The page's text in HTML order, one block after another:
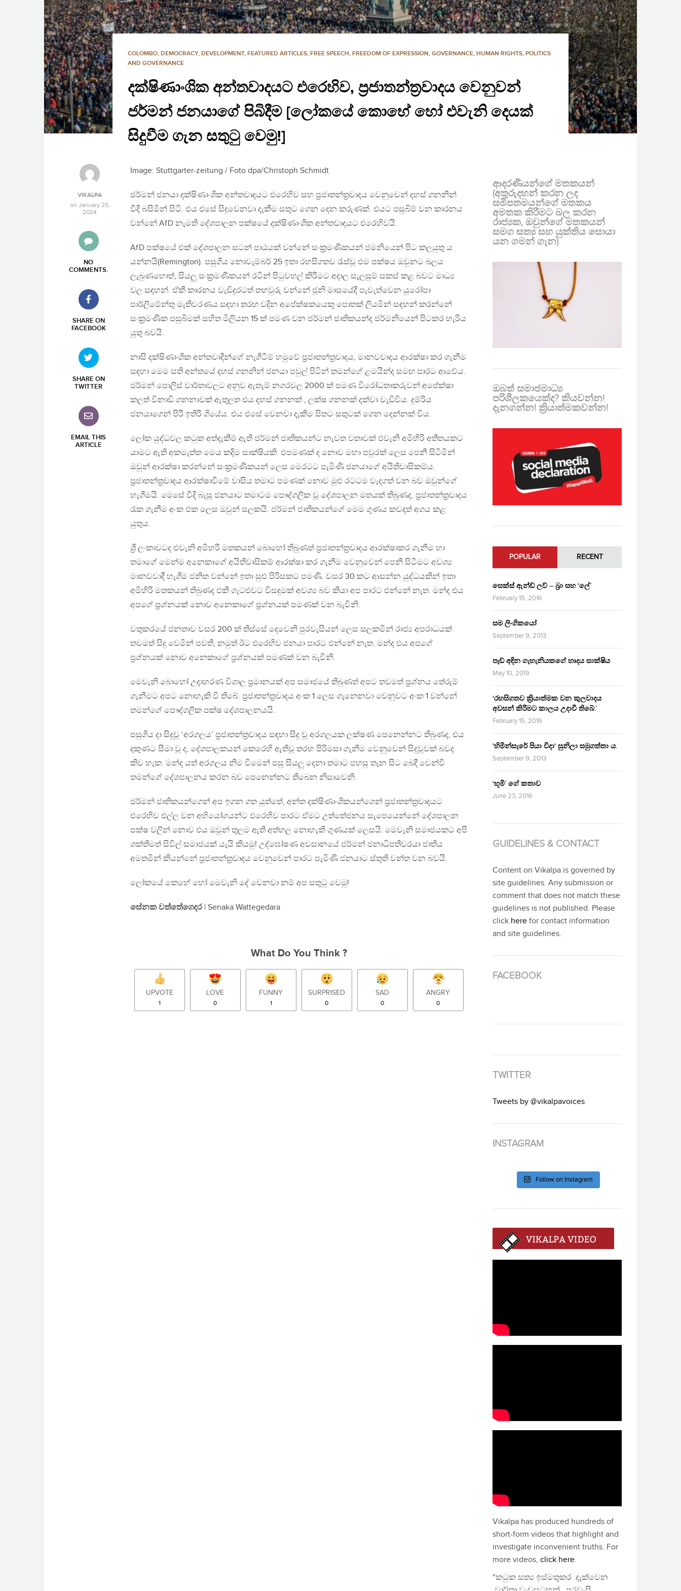
COLOMBO, DEMOCRACY, DEVELOPMENT, FEATURED ARTICLES, FREE SPEECH, FREEDOM OF EXPRESSION, GOVERNANCE, HUMAN RIGHTS, POLITICS
AND GOVERNANCE
දක්ෂිණාංශික අන්තවාදයට එරෙහිව, ප්‍රජාතන්ත්‍රවාදය වෙනුවන්
ජර්මන් ජනයාගේ පිබිදීම [ලෝකයේ කොහේ හෝ එවැනි දෙයක්
සිදුවීම ගැන සතුටු වෙමු!]
VIKALPA
on January 25,
2024
NO
COMMENTS.
SHARE ON
FACEBOOK
SHARE ON
TWITTER
EMAIL THIS
ARTICLE
Image: Stuttgarter-zeitung / Foto dpa/Christoph Schmidt
ජර්මන් ජනයා දක්ෂිණාංශික අන්තවාදයට එරෙහිව සහ ප්‍රජාතන්ත්‍රවාදය වෙනුවෙන් දහස් ගනනින්
වීදි බසිමින් සිටී. එය එසේ සිදුවෙනවා දැකීම සතුට ගෙන දෙන කරුණක්. එයට පසුබිම් වන කාරනය
වන්නේ AfD නැමති දේශපාලන පක්ෂයේ දක්ෂිණාංශික අන්තවාදයට එරෙහිවයි.
AfD පක්ෂයේ එක් දේශපාලන සටන් පාඨයක් වන්නේ සංක්‍රමණිකයන් ජමනියෙන් පිට කලයුතු ය
යන්නයි(Remington). පසුගිය නොවැම්බර් 25 ඉතා රහසිගතව රැස්වූ එම පක්ෂය ඔවුනට බලය
ලැබුණහොත්, සියලු සංක්‍රමණිකයන් රටින් පිටුවහල් කිරීමට අදාල සැලසුම් සකස් කළ බවට මාධ්‍ය
වල සඳහන්. ඒකී කාරනය වැඩිදුරටත් තහවුරු වන්නේ ජූනි මාසයේදී පැවැත්වෙන යුරෝපා
පාර්ලිමේන්තු මැතිවරණය සඳහා තරඟ වදින අපේක්ෂකයෙකු පොතක් ලියමින් සඳහන් කරන්නේ
සංක්‍රමණික පසුබිමක් සහිත මිලියන 15 ක් පමණ වන ජර්මන් ජාතිකයන්ද ජර්මනියෙන් පිටකර හැරිය
යුතු බවයි.
නාසි දක්ෂිණාංශික අන්තවාදීන්ගේ නැගීටීම් හමුවේ ප්‍රජාතන්ත්‍රවාදය, මානවවාදය ආරක්ෂා කර ගැනීම
සඳහා මෙම සති අන්තයේ දහස් ගනනින් ජනයා පවුල් පිටින් තමන්ගේ ළමයින්ද සමඟ පාරට ආවේය.
ජර්මන් පොලිස් වාර්තාවලට අනුව ඇතැම් නගරවල 2000 ක් පමණ විරෝධතාකරුවන් අපේක්ෂා
කලත් විනාඩි ගනනාවක් ඇතුලත එය දහස් ගනනක් , ලක්ෂ ගනනක් දක්වා වැඩිවිය. දුම්රිය
ජනයාගෙන් පිරී ඉතිරී ගියේය. එය එසේ වෙනවා දැකීම සිතට සතුටක් ගෙන දෙන්නක් විය.
ලෝක යුද්ධවල කටුක අත්දැකීම් ඇති ජර්මන් ජාතිකයන්ට නැවත වතාවක් එවැනි අමිහිරි අතීතයකට
යාමට ඇති අකමැත්ත මෙය කදිම සාක්ෂියකි. එපමණක් ද නොව මහා පවුරක් ලෙස පෙනී සිටිමින්
ඔවුන් ආරක්ෂා කරන්නේ සංක්‍රමණිකයන් ලෙස මෙරටට පැමිණි ජනයාගේ අයිතිවාසිකම්ය.
ප්‍රජාතන්ත්‍රවාදය ආරක්ෂාවීමේ වාසිය තමාට පමණක් නොව මුළු රටටම වැදගත් වන බව ඔවුන්ගේ
හැගීමයි. මෙසේ වීදි බැසූ ජනයාට තමාටම පෞද්ගලික වූ දේශපාලන මතයක් තිබුණද, ප්‍රජාතන්ත්‍රවාදය
රැක ගැනීම අංක එක ලෙස ඔවුන් සලකයි. ජර්මන් ජාතිකයන්ගේ මෙම ගුණය කවදත් අගය කළ
යුතුය.
ශ්‍රී ලංකාවටද එවැනි අමිහරි මතකයන් බොහෝ තිබුණත් ප්‍රජාතන්ත්‍රවාදය ආරක්ෂාකර ගැනීම හා
තමාගේ මෙන්ම අනෙකාගේ අයිතිවාසිකම් ආරක්ෂා කර ගැනීම වෙනුවෙන් පෙනී සිටීමට අවශ්‍ය
මානවවාදී හැගීම ජනිත වන්නේ ඉතා සුළු පිරිසකට පමණි. වසර 30 කට ආසන්න යුද්ධයකින් ඉතා
අමිහිරි මතකයන් තිබුණද එකී ගැටළුවට විසදුමක් අවශ්‍ය බව කියා අප පාරට එන්නේ නැත. මන්ද එය
අපගේ ප්‍රශ්නයක් නොව අනෙකාගේ ප්‍රශ්නයක් පමණක් වන බැවිනි.
වතුකරයේ ජනතාව වසර 200 ක් තිස්සේ දෙවෙනි පුරවැසියන් ලෙස සලකමින් රාජ්‍ය අපරාධයක්
තවමත් සිදු වෙමින් පවතී, නමුත් ඊට එරෙහිව ජනයා පාරට එන්නේ නැත. මන්ද එය අපගේ
ප්‍රශ්නයක් නොව අනෙකාගේ ප්‍රශ්නයක් පමණක් වන බැවිනි.
මෙවැනි බොහෝ උදාහරණ විශාල ප්‍රමානයක් අප සමාජයේ තිබුණත් අපට තවමත් ප්‍රශ්නය තේරුම්
ගැනීමට අපට නොහැකි වී තිබේ. ප්‍රජාතන්ත්‍රවාදය අංක 1 ලෙස ගැනෙනවා වෙනුවට අංක 1 වන්නේ
තමන්ගේ පෞද්ගලික පක්ෂ දේශපාලනයයි.
පසුගිය දා සිදුවූ ‘අරගලය’ ප්‍රජාතන්ත්‍රවාදය සඳහා සිදු වූ අරගලයක ලක්ෂණ පෙනෙන්නට තිබුණද, එය
දකුණට සීමා වූ ද, දේශපාලකයන් කෙරෙහි ඇතිවූ තරහ පිරිමසා ගැනීම වෙනුවෙන් සිදුවූවක් බවද
කිව හැක. මන්ද යත් අරගලය නිම වීමෙන් පසු සියලු දෙනා තමාට පහසු තැන සිට බෙදී වෙන්වී
තමන්ගේ දේශපාලනය කරන බව පෙනෙන්නට තිබෙන නිසාවෙනි.
ජර්මන් ජාතිකයන්ගෙන් අප ඉගන ගත යුත්තේ, අන්ත දක්ෂිණාංශිකයන්ගෙන් ප්‍රජාතන්ත්‍රවාදයට
එරෙහිව එල්ල වන අභියෝගයන්ට එරෙහිව පාරට ඒමට උත්තේජනය සැපෙයෙන්නේ දේශපාලන
පක්ෂ වලින් නොව එය ඔවුන් තුලම ඇති අත්හල නොහැකි ගුණයක් ලෙසයි. මෙවැනි සමාජයකට අපි
ශක්තිමත් සිවිල් සමාජයක් යැයි කියමු! උද්ඝෝෂණ අවසානයේ ජර්මන් ජනාධිපතිවරයා ජාතිය
අමතමින් කියන්නේ ප්‍රජාතන්ත්‍රවාදය වෙනුවෙන් පාරට පැමිණි ජනයාට ස්තුති වන්ත වන බවයි.
ලෝකයේ කෙහේ හෝ මෙවැනි දේ වෙනවා නම් අප සතුටු වෙමු!
සේනක වත්තේගෙදර | Senaka Wattegedara
What Do You Think ?
UPVOTE
1
LOVE
0
FUNNY
1
SURPRISED
0
SAD
0
ANGRY
0
ආදරණීයන්ගේ මතකයන්
(අතුරුදහන් කරන ලද
සමීපතමයන්ගේ මතකය
අමතක කිරීමට බල කරන
රාජ්‍යක, ඔවුන්ගේ මතකයන්
සමග සත්‍ය සහ යුක්තිය සොයා
යන ගමන් ගැන)
ඔබත් සමාජමාධ්‍ය
පරිශීලකයෙක්ද? කියවන්න!
දැනගන්න! ක්‍රියාත්මකවන්න!
POPULAR RECENT
සෙක්ස් ඇන්ඩ් ලව් – බ්‍රා සහ ‘ලේ’
February 15, 2016
සම ලිංගිකයෝ
September 9, 2013
පෑඩ් අඳින ගැහැනියකගේ හෘදය සාක්ෂිය
May 10, 2019
‘රහසිගතව ක්‍රියාත්මක වන කුලවාදය
අවසන් කිරීමට කාලය උදාවී තිබේ.’
February 15, 2016
‘හිමින්සැරේ පියා විදා‘ සුනිලා සමුගත්තා ය.
September 9, 2013
‘භූමි’ ගේ කතාව
June 23, 2016
GUIDELINES & CONTACT
Content on Vikalpa is governed by
site guidelines. Any submission or
comment that does not match these
guidelines is not published. Please
click here for contact information
and site guidelines.
FACEBOOK
TWITTER
Tweets by @vikalpavoices
INSTAGRAM
Follow on Instagram
Vikalpa has produced hundreds of
short-form videos that highlight and
investigate inconvenient truths. For
more videos, click here.
"කටුක සත්‍ය ඉස්මතුකර දැක්වෙන